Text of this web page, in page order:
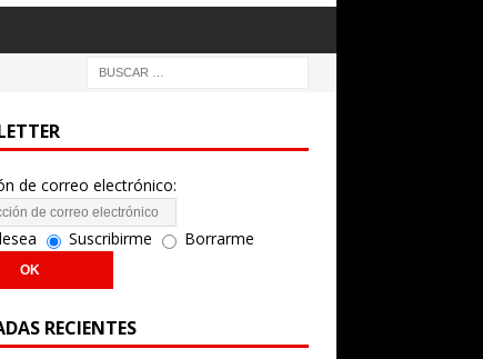
de correo electrónico:
Suscribirme Borrarme
RECIENTES